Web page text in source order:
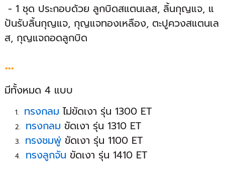
- 1 ชุด ประกอบด้วย ลูกบิดสแตนเลส, ลิ้นกุญแจ, แ
ป้นรับลิ้นกุญแจ, กุญแจทองเหลือง, ตะปูควงสแตนเล
ส, กุญแจถอดลูกบิด
...
มีทั้งหมด 4 แบบ
ทรงกลม ไม่ขัดเงา รุ่น 1300 ET
ทรงกลม ขัดเงา รุ่น 1310 ET
ทรงชมพู่ขัดเงา รุ่น 1100 ET
ทรงลูกจัน ขัดเงา รุ่น 1410 ET